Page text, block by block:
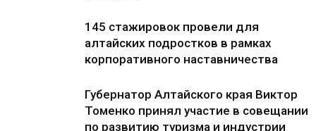
145 стажировок провели для
алтайских подростков в рамках
корпоративного наставничества
Губернатор Алтайского края Виктор
Томенко принял участие в совещании
по развитию туризма и индустрии